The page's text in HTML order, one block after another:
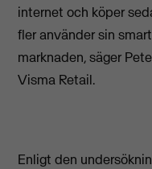
internet och köper
fler använder sin
marknaden, säger
Visma Retail.
Enligt den